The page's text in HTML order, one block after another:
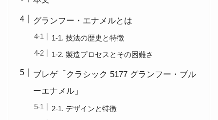
グランフー・エナメルとは
1-1. 技法の歴史と特徴
1-2. 製造プロセスとその困難さ
ブレゲ「クラシック 5177 グランフー・ブル
ーエナメル」
2-1. デザインと特徴